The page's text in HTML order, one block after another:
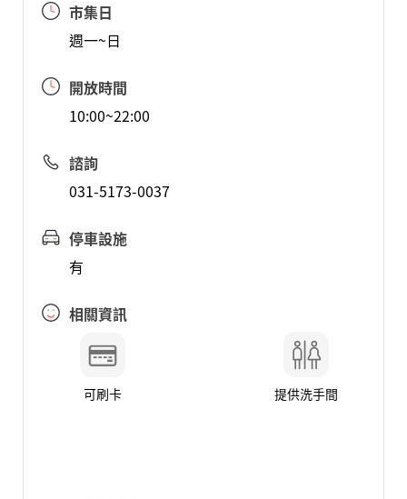
市集日
週一~日
開放時間
10:00~22:00
諮詢
031-5173-0037
停車設施
有
相關資訊
可刷卡 提供洗手間